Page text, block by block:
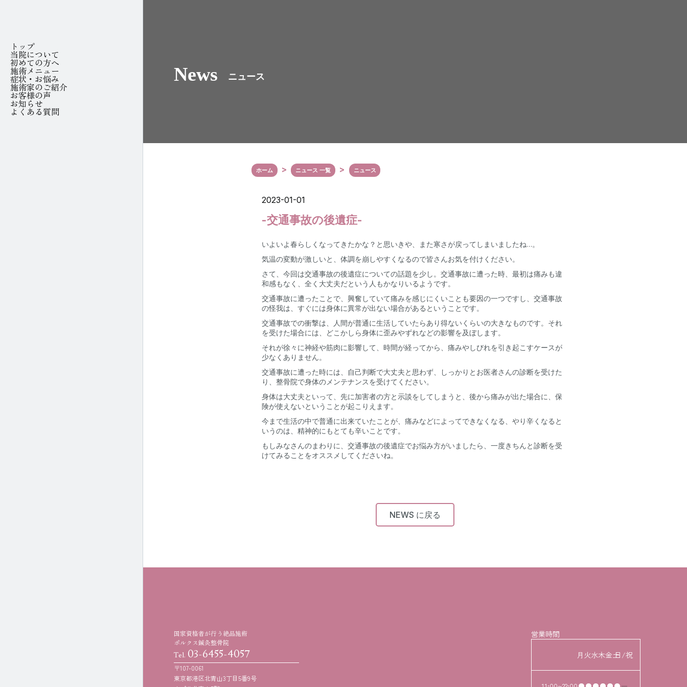
トップ
当院について
初めての方へ
施術メニュー
症状・お悩み
施術家のご紹介
お客様の声
お知らせ
よくある質問
News ニュース
ホーム ニュース 一覧 ニュース
2023-01-01
-交通事故の後遺症-
いよいよ春らしくなってきたかな？と思いきや、また寒さが戻ってしまいましたね…。
気温の変動が激しいと、体調を崩しやすくなるので皆さんお気を付けください。
さて、今回は交通事故の後遺症についての話題を少し。交通事故に遭った時、最初は痛みも違
和感もなく、全く大丈夫だという人もかなりいるようです。
交通事故に遭ったことで、興奮していて痛みを感じにくいことも要因の一つですし、交通事故
の怪我は、すぐには身体に異常が出ない場合があるということです。
交通事故での衝撃は、人間が普通に生活していたらあり得ないくらいの大きなものです。それ
を受けた場合には、どこかしら身体に歪みやずれなどの影響を及ぼします。
それが徐々に神経や筋肉に影響して、時間が経ってから、痛みやしびれを引き起こすケースが
少なくありません。
交通事故に遭った時には、自己判断で大丈夫と思わず、しっかりとお医者さんの診断を受けた
り、整骨院で身体のメンテナンスを受けてください。
身体は大丈夫といって、先に加害者の方と示談をしてしまうと、後から痛みが出た場合に、保
険が使えないということが起こりえます。
今まで生活の中で普通に出来ていたことが、痛みなどによってできなくなる、やり辛くなると
いうのは、精神的にもとても辛いことです。
もしみなさんのまわりに、交通事故の後遺症でお悩み方がいましたら、一度きちんと診断を受
けてみることをオススメしてくださいね。
NEWS に戻る
国家資格者が行う絶品施術
ポルクス鍼灸整骨院
Tel. 03-6455-4057
〒107-0061
東京都港区北青山3丁目5番9号
営業時間
月 火水木金土
日/祝